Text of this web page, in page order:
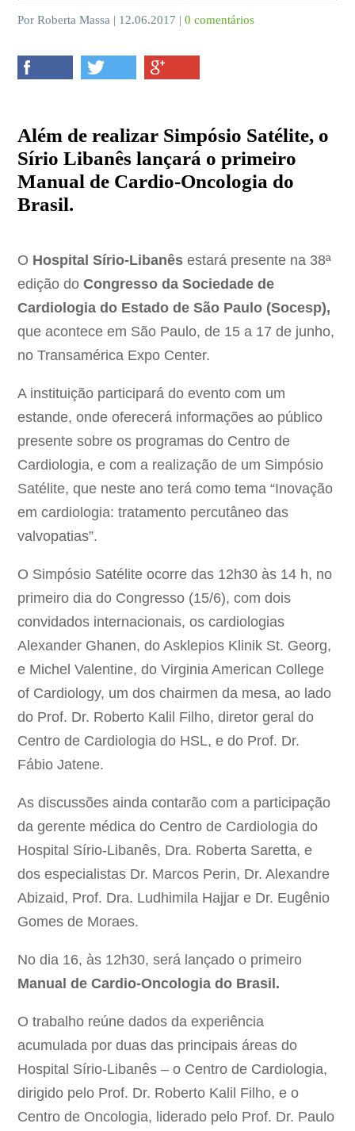
Por Roberta Massa | 12.06.2017 |0 comentários
Além de realizar Simpósio Satélite, o
Sírio Libanês lançará o primeiro
Manual de Cardio-Oncologia do
Brasil.
O Hospital Sírio-Libanês estará presente na 38ª
edição doCongresso da Sociedade de
Cardiologia do Estado de São Paulo (Socesp),
que acontece em São Paulo, de 15 a 17 de junho,
no Transamérica Expo Center.
A instituição participará do evento com um
estande, onde oferecerá informações ao público
presente sobre os programas do Centro de
Cardiologia, e com a realização de um Simpósio
Satélite, que neste ano terá como tema “Inovação
em cardiologia: tratamento percutâneo das
valvopatias”.
O Simpósio Satélite ocorre das 12h30 às 14 h, no
primeiro dia do Congresso (15/6), com dois
convidados internacionais, os cardiologias
Alexander Ghanen, do Asklepios Klinik St. Georg,
e Michel Valentine, do Virginia American College
of Cardiology, um dos chairmen da mesa, ao lado
do Prof. Dr. Roberto Kalil Filho, diretor geral do
Centro de Cardiologia do HSL, e do Prof. Dr.
Fábio Jatene.
As discussões ainda contarão com a participação
da gerente médica do Centro de Cardiologia do
Hospital Sírio-Libanês, Dra. Roberta Saretta, e
dos especialistas Dr. Marcos Perin, Dr. Alexandre
Abizaid, Prof. Dra. Ludhimila Hajjar e Dr. Eugênio
Gomes de Moraes.
No dia 16, às 12h30, será lançado o primeiro
Manual de Cardio-Oncologia do Brasil.
O trabalho reúne dados da experiência
acumulada por duas das principais áreas do
Hospital Sírio-Libanês – o Centro de Cardiologia,
dirigido pelo Prof. Dr. Roberto Kalil Filho, e o
Centro de Oncologia, liderado pelo Prof. Dr. Paulo